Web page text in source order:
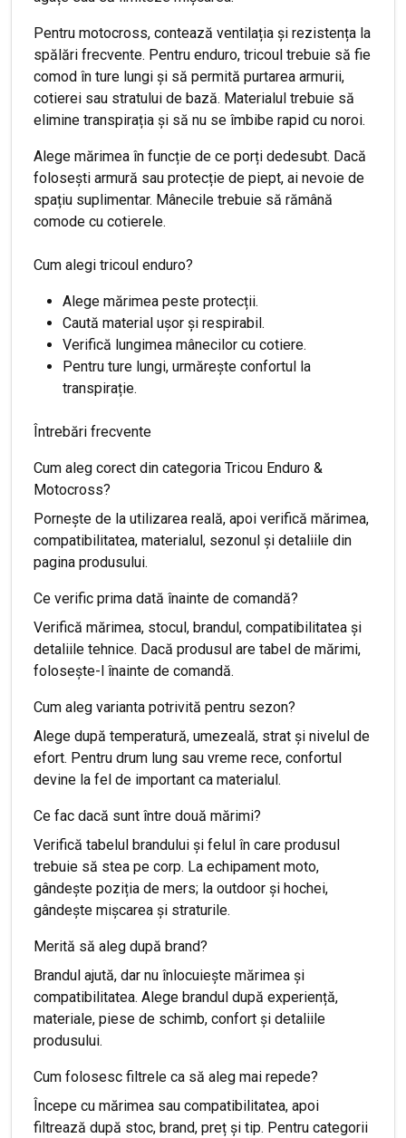
Pentru motocross, contează ventilația și rezistența la
spălări frecvente. Pentru enduro, tricoul trebuie să fie
comod în ture lungi și să permită purtarea armurii,
cotierei sau stratului de bază. Materialul trebuie să
elimine transpirația și să nu se îmbibe rapid cu noroi.
Alege mărimea în funcție de ce porți dedesubt. Dacă
folosești armură sau protecție de piept, ai nevoie de
spațiu suplimentar. Mânecile trebuie să rămână
comode cu cotierele.
Cum alegi tricoul enduro?
Alege mărimea peste protecții.
Caută material ușor și respirabil.
Verifică lungimea mânecilor cu cotiere.
Pentru ture lungi, urmărește confortul la
transpirație.
Întrebări frecvente
Cum aleg corect din categoria Tricou Enduro &
Motocross?
Pornește de la utilizarea reală, apoi verifică mărimea,
compatibilitatea, materialul, sezonul și detaliile din
pagina produsului.
Ce verific prima dată înainte de comandă?
Verifică mărimea, stocul, brandul, compatibilitatea și
detaliile tehnice. Dacă produsul are tabel de mărimi,
folosește-l înainte de comandă.
Cum aleg varianta potrivită pentru sezon?
Alege după temperatură, umezeală, strat și nivelul de
efort. Pentru drum lung sau vreme rece, confortul
devine la fel de important ca materialul.
Ce fac dacă sunt între două mărimi?
Verifică tabelul brandului și felul în care produsul
trebuie să stea pe corp. La echipament moto,
gândește poziția de mers; la outdoor și hochei,
gândește mișcarea și straturile.
Merită să aleg după brand?
Brandul ajută, dar nu înlocuiește mărimea și
compatibilitatea. Alege brandul după experiență,
materiale, piese de schimb, confort și detaliile
produsului.
Cum folosesc filtrele ca să aleg mai repede?
Începe cu mărimea sau compatibilitatea, apoi
filtrează după stoc, brand, preț și tip. Pentru categorii